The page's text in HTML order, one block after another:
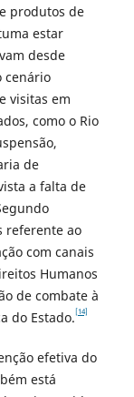
produtos de
estar
desde
cenário
visitas em
como o Rio
de
a falta de
referente ao
com canais
Humanos
de combate à
do Estado. [14]
efetiva do
está